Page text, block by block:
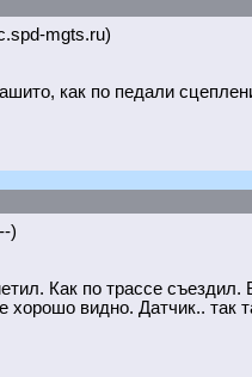
mgts.ru)
как по педали
)
Как по трассе
хорошо видно. Датчик..